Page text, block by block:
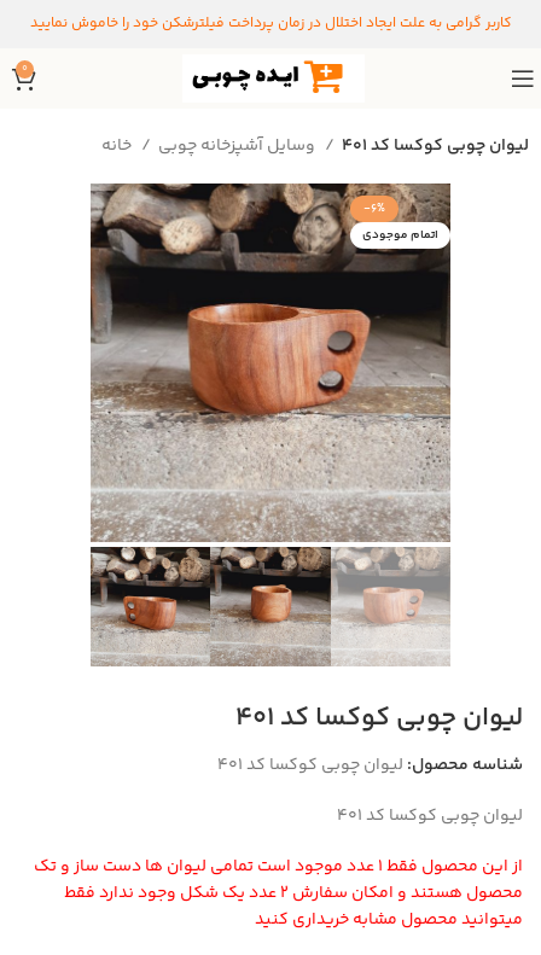
کاربر گرامی به علت ایجاد اختلال در زمان پرداخت فیلترشکن خود را خاموش نمایید
0
خانه لیوان چوبی کوکسا کد ۴۰۱
-6%
اتمام موجودی
لیوان چوبی کوکسا کد ۴۰۱
شناسه محصول: لیوان چوبی کوکسا کد ۴۰۱
لیوان چوبی کوکسا کد ۴۰۱
از این محصول فقط ۱ عدد موجود است تمامی لیوان ها دست ساز و تک
محصول هستند و امکان سفارش ۲ عدد یک شکل وجود ندارد فقط
میتوانید محصول مشابه خریداری کنید